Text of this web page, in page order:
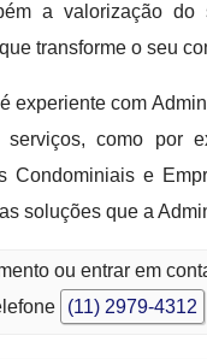
a valorização
transforme o seu
experiente com
como por
Condominiais e
soluções que a
ou entrar em
(11) 2979-4312